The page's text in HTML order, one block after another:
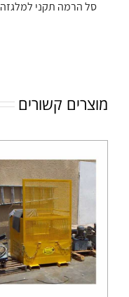
סל הרמה תקני למלגזה
מוצרים קשורים